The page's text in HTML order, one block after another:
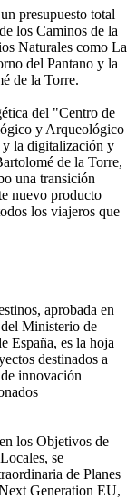
presupuesto total
los Caminos de la
Naturales como La
del Pantano y la
de la Torre.
del "Centro de
y Arqueológico
la digitalización y
de la Torre,
una transición
nuevo producto
los viajeros que
aprobada en
Ministerio de
España, es la hoja
destinados a
innovación
los Objetivos de
se
de Planes
Generation EU,